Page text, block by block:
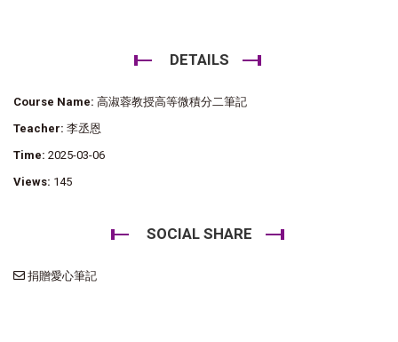
DETAILS
Course Name: 高淑蓉教授高等微積分二筆記
Teacher: 李丞恩
Time: 2025-03-06
Views: 145
SOCIAL SHARE
捐贈愛心筆記